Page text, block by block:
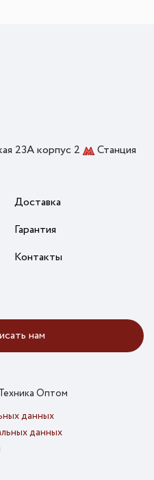
23А корпус 2
Станция
Доставка
Гарантия
Контакты
нам
Оптом
данных
данных